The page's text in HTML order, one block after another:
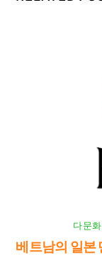
다문
베트남의 일본